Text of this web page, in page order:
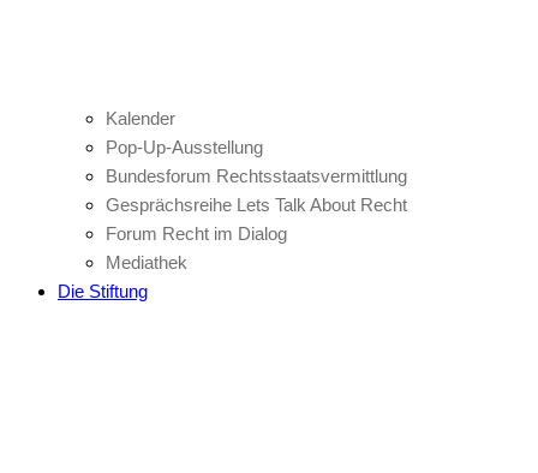
Kalender
Pop-Up-Ausstellung
Bundesforum Rechtsstaatsvermittlung
Gesprächsreihe Lets Talk About Recht
Forum Recht im Dialog
Mediathek
Die Stiftung